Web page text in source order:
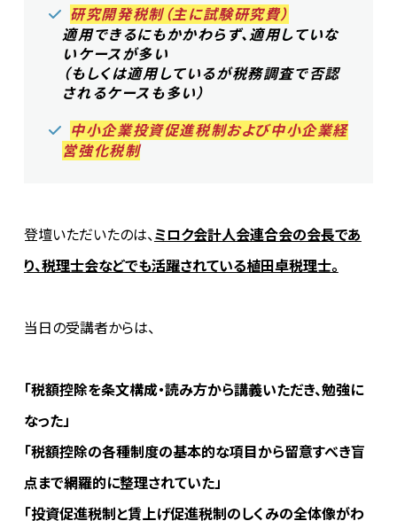
研究開発税制（主に試験研究費）
適用できるにもかかわらず、適用していな
いケースが多い
（もしくは適用しているが税務調査で否認
されるケースも多い）
中小企業投資促進税制および中小企業経
営強化税制
登壇いただいたのは、ミロク会計人会連合会の会長であ
り、税理士会などでも活躍されている植田卓税理士。
当日の受講者からは、
「税額控除を条文構成・読み方から講義いただき、勉強に
なった」
「税額控除の各種制度の基本的な項目から留意すべき盲
点まで網羅的に整理されていた」
「投資促進税制と賃上げ促進税制のしくみの全体像がわ